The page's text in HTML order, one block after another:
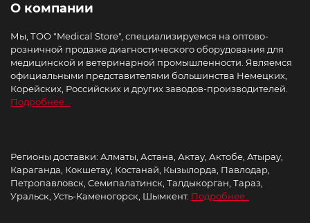
О компании
Мы, ТОО "Medical Store", специализируемся на оптово-
розничной продаже диагностического оборудования для
медицинской и ветеринарной промышленности. Являемся
официальными представителями большинства Немецких,
Корейских, Российских и других заводов-производителей.
Подробнее...
Регионы доставки: Алматы, Астана, Актау, Актобе, Атырау,
Караганда, Кокшетау, Костанай, Кызылорда, Павлодар,
Петропавловск, Семипалатинск, Талдыкорган, Тараз,
Уральск, Усть-Каменогорск, Шымкент. Подробнее..